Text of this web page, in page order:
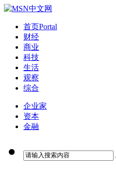
首页Portal
财经
商业
科技
生活
观察
综合
企业家
资本
金融